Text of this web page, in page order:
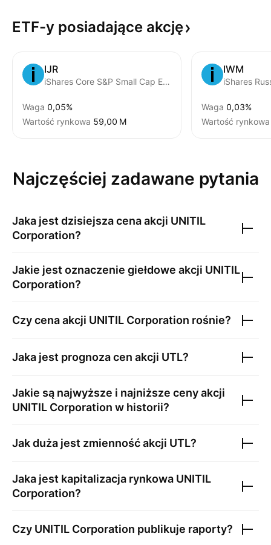
ETF-y posiadające akcję
IJR
iShares Core S&P Small Cap ETF
Waga 0,05%
Wartość rynkowa ‪59,00 M‬
IWM
iShares
Waga 0,03%
Wartość rynkowa
Najczęściej zadawane pytania
Jaka jest dzisiejsza cena akcji UNITIL
Corporation?
Jakie jest oznaczenie giełdowe akcji UNITIL
Corporation?
Czy cena akcji UNITIL Corporation rośnie?
Jaka jest prognoza cen akcji UTL?
Jakie są najwyższe i najniższe ceny akcji
UNITIL Corporation w historii?
Jak duża jest zmienność akcji UTL?
Jaka jest kapitalizacja rynkowa UNITIL
Corporation?
Czy UNITIL Corporation publikuje raporty?